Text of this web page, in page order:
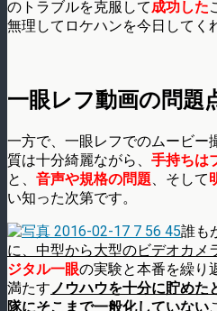
のトラブルを克服して成功した
無理してロケハンを今日してく
一眼レフ動画の問題
一方で、一眼レフでのムービー
質は十分綺麗ながら、 手持ちは
と、 音声や規格の問題 、そして
い知った次第です。
誰も
に、中型から大型のビデオカメ
ジタル一眼の実験と本番を繰り
満たす ノウハウを十分に貯めた
隊にそこまで一般化していない